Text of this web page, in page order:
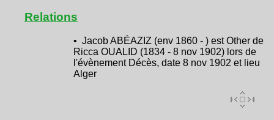
Relations
• Jacob ABÉAZIZ (env 1860 - ) est Other de
Ricca OUALID (1834 - 8 nov 1902) lors de
l'évènement Décès, date 8 nov 1902 et lieu
Alger